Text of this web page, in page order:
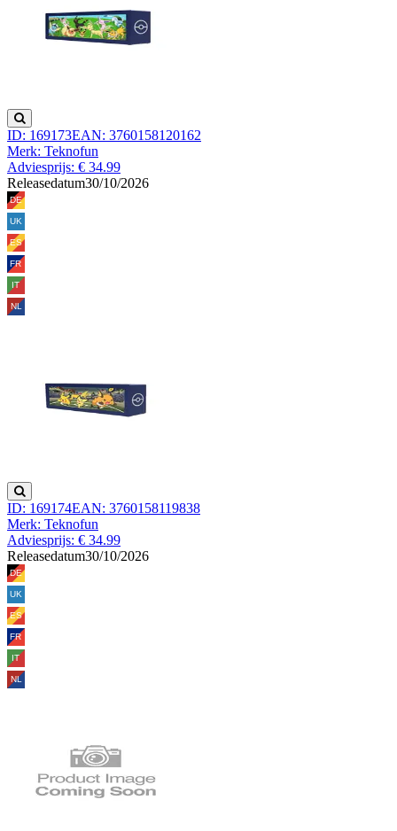
ID: 169173EAN: 3760158120162
Merk: Teknofun
Adviesprijs: € 34.99
Releasedatum30/10/2026
ID: 169174EAN: 3760158119838
Merk: Teknofun
Adviesprijs: € 34.99
Releasedatum30/10/2026